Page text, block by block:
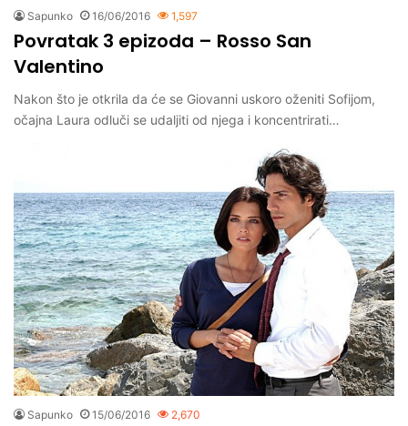
Sapunko 16/06/2016 1,597
Povratak 3 epizoda – Rosso San
Valentino
Nakon što je otkrila da će se Giovanni uskoro oženiti Sofijom,
očajna Laura odluči se udaljiti od njega i koncentrirati…
Sapunko 15/06/2016 2,670